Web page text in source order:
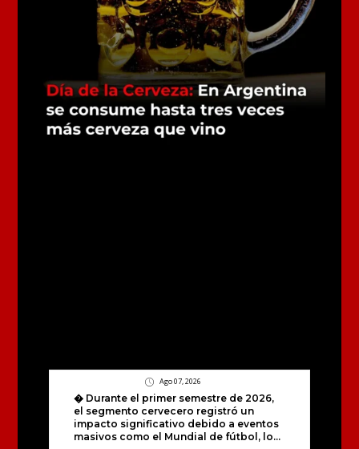
Ago 07, 2026
� Durante el primer semestre de 2026,
el segmento cervecero registró un
impacto significativo debido a eventos
masivos como el Mundial de fútbol, lo...